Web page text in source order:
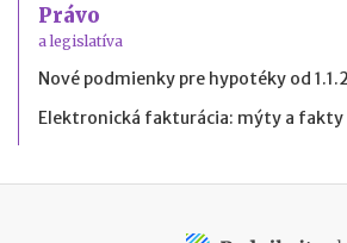
Právo
a legislatíva
Nové podmienky pre hypotéky od
Elektronická fakturácia: mýty a fakty